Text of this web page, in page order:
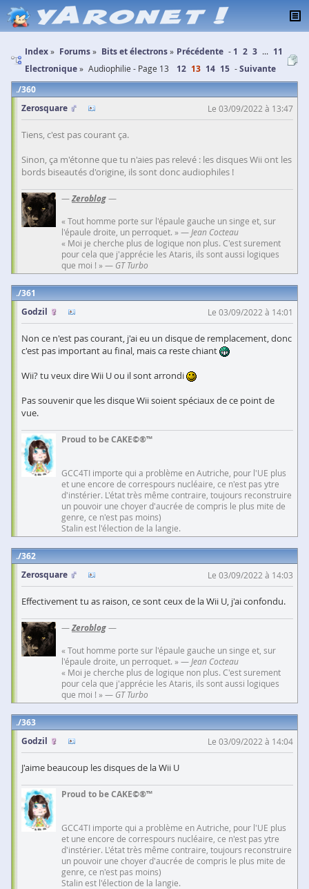
Index Forums
Bits et électrons
Electronique
Audiophilie - Page 13
Précédente 1 2 3 ... 11
12 13 14 15
Suivante
360
Zerosquare
Le 03/09/2022 à 13:47
Tiens, c'est pas courant ça.
Sinon, ça m'étonne que tu n'aies pas relevé : les disques Wii ont les
bords biseautés d'origine, ils sont donc audiophiles !
—Zeroblog—
« Tout homme porte sur l'épaule gauche un singe et, sur
l'épaule droite, un perroquet. » — Jean Cocteau
« Moi je cherche plus de logique non plus. C'est surement
pour cela que j'apprécie les Ataris, ils sont aussi logiques
que moi ! » — GT Turbo
361
Godzil
Le 03/09/2022 à 14:01
Non ce n'est pas courant, j'ai eu un disque de remplacement, donc
c'est pas important au final, mais ca reste chiant
Wii? tu veux dire Wii U ou il sont arrondi
Pas souvenir que les disque Wii soient spéciaux de ce point de
vue.
Proud to be CAKE©®™
GCC4TI importe qui a problème en Autriche, pour l'UE plus
et une encore de correspours nucléaire, ce n'est pas ytre
d'instérier. L'état très même contraire, toujours reconstruire
un pouvoir une choyer d'aucrée de compris le plus mite de
genre, ce n'est pas moins)
Stalin est l'élection de la langie.
362
Zerosquare
Le 03/09/2022 à 14:03
Effectivement tu as raison, ce sont ceux de la Wii U, j'ai confondu.
—Zeroblog—
« Tout homme porte sur l'épaule gauche un singe et, sur
l'épaule droite, un perroquet. » — Jean Cocteau
« Moi je cherche plus de logique non plus. C'est surement
pour cela que j'apprécie les Ataris, ils sont aussi logiques
que moi ! » — GT Turbo
363
Godzil
Le 03/09/2022 à 14:04
J'aime beaucoup les disques de la Wii U
Proud to be CAKE©®™
GCC4TI importe qui a problème en Autriche, pour l'UE plus
et une encore de correspours nucléaire, ce n'est pas ytre
d'instérier. L'état très même contraire, toujours reconstruire
un pouvoir une choyer d'aucrée de compris le plus mite de
genre, ce n'est pas moins)
Stalin est l'élection de la langie.